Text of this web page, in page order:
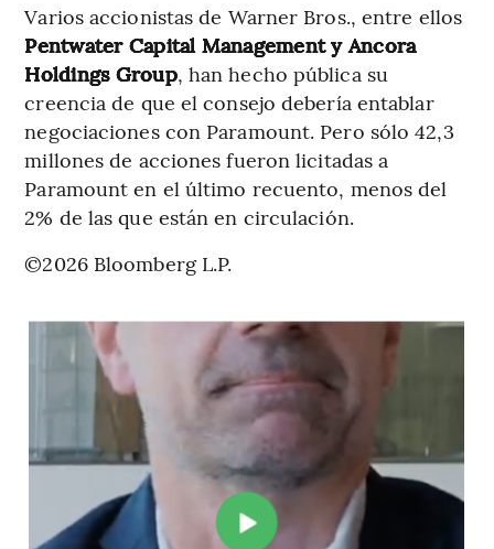
Varios accionistas de Warner Bros., entre ellos
Pentwater Capital Management y Ancora
Holdings Group, han hecho pública su
creencia de que el consejo debería entablar
negociaciones con Paramount. Pero sólo 42,3
millones de acciones fueron licitadas a
Paramount en el último recuento, menos del
2% de las que están en circulación.
©2026 Bloomberg L.P.